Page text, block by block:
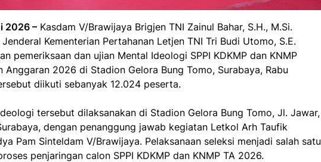
2026 – Kasdam V/Brawijaya Brigjen TNI Zainul Bahar, S.H., M.Si.
Kementerian Pertahanan Letjen TNI Tri Budi Utomo, S.E.
pemeriksaan dan ujian Mental Ideologi SPPI KDKMP dan KNMP
Anggaran 2026 di Stadion Gelora Bung Tomo, Surabaya, Rabu
diikuti sebanyak 12.024 peserta.
tersebut dilaksanakan di Stadion Gelora Bung Tomo, Jl. Jawar,
dengan penanggung jawab kegiatan Letkol Arh Taufik
Pam Sinteldam V/Brawijaya. Pelaksanaan seleksi menjadi salah satu
penjaringan calon SPPI KDKMP dan KNMP TA 2026.